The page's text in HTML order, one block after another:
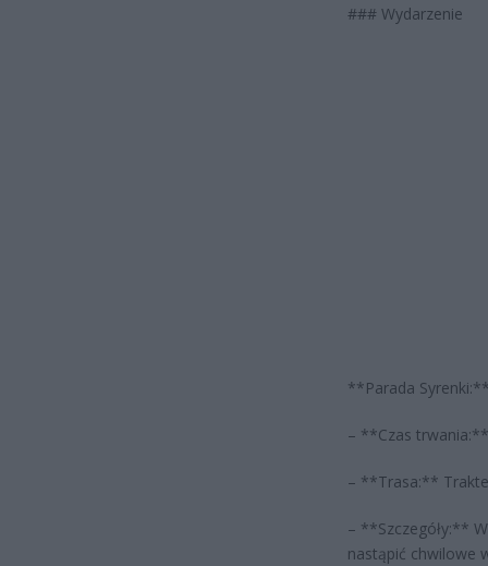
### Wydarzenie
**Parada
– **Czas
– **Trasa:**
– **Szczegóły:**
nastąpić chwilowe